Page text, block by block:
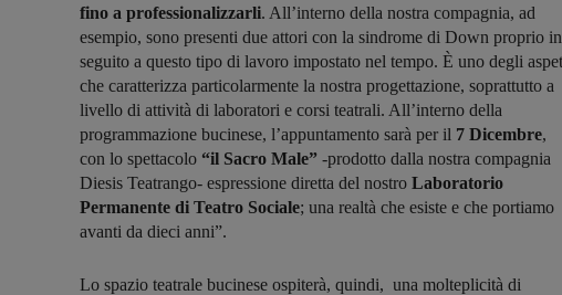
fino a professionalizzarli. All’interno della nostra compagnia, ad
esempio, sono presenti due attori con la sindrome di Down proprio in
seguito a questo tipo di lavoro impostato nel tempo. È uno degli
che caratterizza particolarmente la nostra progettazione, soprattutto a
livello di attività di laboratori e corsi teatrali. All’interno della
programmazione bucinese, l’appuntamento sarà per il 7 Dicembre,
con lo spettacolo “il Sacro Male” -prodotto dalla nostra compagnia
Diesis Teatrango- espressione diretta del nostro Laboratorio
Permanente di Teatro Sociale; una realtà che esiste e che portiamo
avanti da dieci anni”.
Lo spazio teatrale bucinese ospiterà, quindi, una molteplicità di